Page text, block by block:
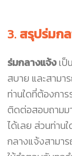
3. สรุปร่มก
ร่มกลางแจ้งเป็
สบาย และสามา
ท่านใดที่ต้องกา
ติดต่อสอบถามม
ได้เลย ส่วนท่าน
กลางแจ้งสามา